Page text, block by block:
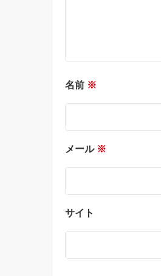
名前 ※
メール ※
サイト